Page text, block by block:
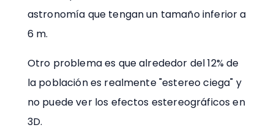
astronomía que tengan un tamaño inferior a
6 m.
Otro problema es que alrededor del 12% de
la población es realmente "estereo ciega" y
no puede ver los efectos estereográficos en
3D.